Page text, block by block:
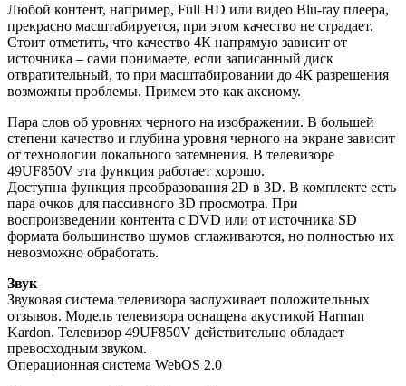
Любой контент, например, Full HD или видео Blu-ray плеера,
прекрасно масштабируется, при этом качество не страдает.
Стоит отметить, что качество 4К напрямую зависит от
источника – сами понимаете, если записанный диск
отвратительный, то при масштабировании до 4К разрешения
возможны проблемы. Примем это как аксиому.
Пара слов об уровнях черного на изображении. В большей
степени качество и глубина уровня черного на экране зависит
от технологии локального затемнения. В телевизоре
49UF850V эта функция работает хорошо.
Доступна функция преобразования 2D в 3D. В комплекте есть
пара очков для пассивного 3D просмотра. При
воспроизведении контента с DVD или от источника SD
формата большинство шумов сглаживаются, но полностью их
невозможно обработать.
Звук
Звуковая система телевизора заслуживает положительных
отзывов. Модель телевизора оснащена акустикой Harman
Kardon. Телевизор 49UF850V действительно обладает
превосходным звуком.
Операционная система WebOS 2.0